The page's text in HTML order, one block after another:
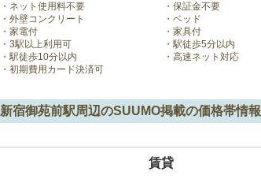
ネット使用料不要
保証金不要
外壁コンクリート
ベッド
家電付
家具付
3駅以上利用可
駅徒歩5分以内
駅徒歩10分以内
高速ネット対応
初期費用カード決済可
新宿御苑前駅周辺のSUUMO掲載の価格帯情報
賃貸